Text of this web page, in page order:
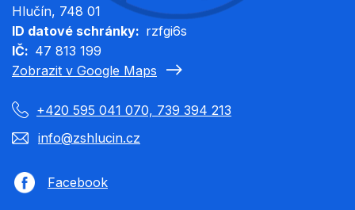
Hlučín, 748 01
ID datové schránky
rzfgi6s
IČ
47 813 199
Zobrazit v Google Maps
+420 595 041 070, 739 394 213
info@zshlucin.cz
Facebook